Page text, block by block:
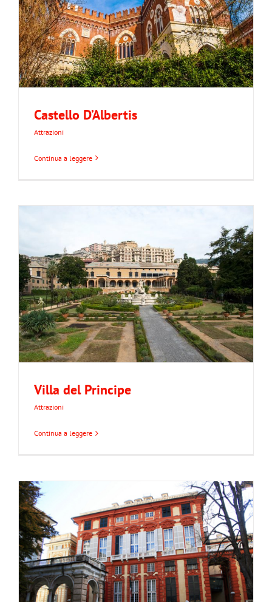
Castello D’Albertis
Attrazioni
Continua a leggere
Villa del Principe
Attrazioni
Continua a leggere